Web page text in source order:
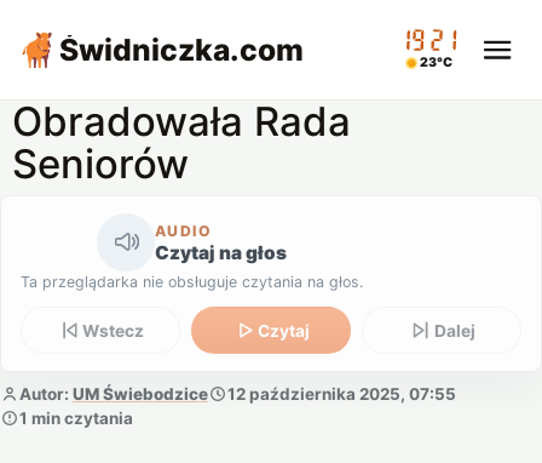
Świdniczka.com 19:21
23°C
Obradowała Rada
Seniorów
AUDIO
Czytaj na głos
Ta przeglądarka nie obsługuje czytania na głos.
Wstecz Czytaj Dalej
Autor: UM Świebodzice
12 października 2025, 07:55
1 min czytania